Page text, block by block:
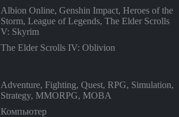
Albion Online, Genshin Impact, Heroes of the
Storm, League of Legends, The Elder Scrolls
V: Skyrim
The Elder Scrolls IV: Oblivion
Adventure, Fighting, Quest, RPG, Simulation,
Strategy, MMORPG, MOBA
Компьютер